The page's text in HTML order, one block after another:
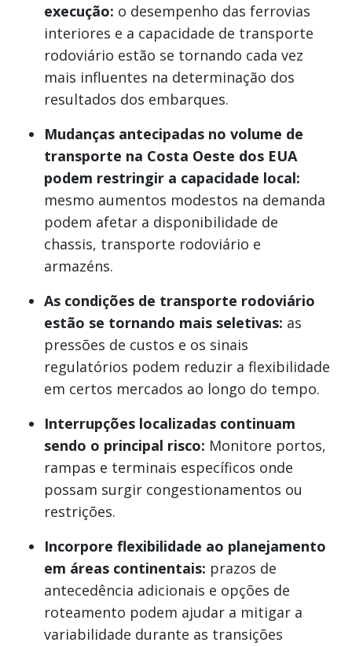
execução: o desempenho das ferrovias
interiores e a capacidade de transporte
rodoviário estão se tornando cada vez
mais influentes na determinação dos
resultados dos embarques.
Mudanças antecipadas no volume de
transporte na Costa Oeste dos EUA
podem restringir a capacidade local:
mesmo aumentos modestos na demanda
podem afetar a disponibilidade de
chassis, transporte rodoviário e
armazéns.
As condições de transporte rodoviário
estão se tornando mais seletivas: as
pressões de custos e os sinais
regulatórios podem reduzir a flexibilidade
em certos mercados ao longo do tempo.
Interrupções localizadas continuam
sendo o principal risco: Monitore portos,
rampas e terminais específicos onde
possam surgir congestionamentos ou
restrições.
Incorpore flexibilidade ao planejamento
em áreas continentais: prazos de
antecedência adicionais e opções de
roteamento podem ajudar a mitigar a
variabilidade durante as transições